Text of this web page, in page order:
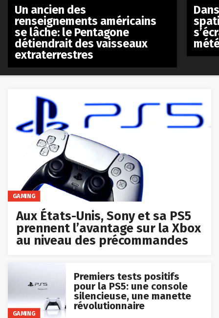
GAMING
Aux États-Unis, Sony et sa PS5
prennent l’avantage sur la Xbox
au niveau des précommandes
GAMING
Premiers tests positifs
pour la PS5: une console
silencieuse, une manette
révolutionnaire
Un ancien des
renseignements américains
se lâche: le Pentagone
détiendrait des vaisseaux
extraterrestres